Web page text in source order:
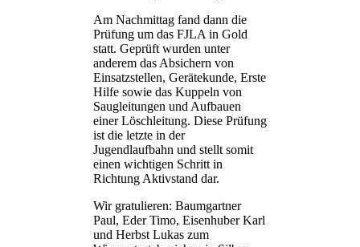
Am Nachmittag fand dann die
Prüfung um das FJLA in Gold
statt. Geprüft wurden unter
anderem das Absichern von
Einsatzstellen, Gerätekunde, Erste
Hilfe sowie das Kuppeln von
Saugleitungen und Aufbauen
einer Löschleitung. Diese Prüfung
ist die letzte in der
Jugendlaufbahn und stellt somit
einen wichtigen Schritt in
Richtung Aktivstand dar.
Wir gratulieren: Baumgartner
Paul, Eder Timo, Eisenhuber Karl
und Herbst Lukas zum